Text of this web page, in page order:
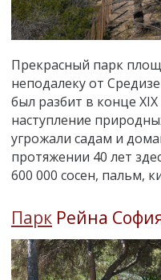
Прекрасный парк
неподалеку от
был разбит в конце
наступление
угрожали садам и
протяжении 40 лет
600 000 сосен, пальм,
Парк Рейна